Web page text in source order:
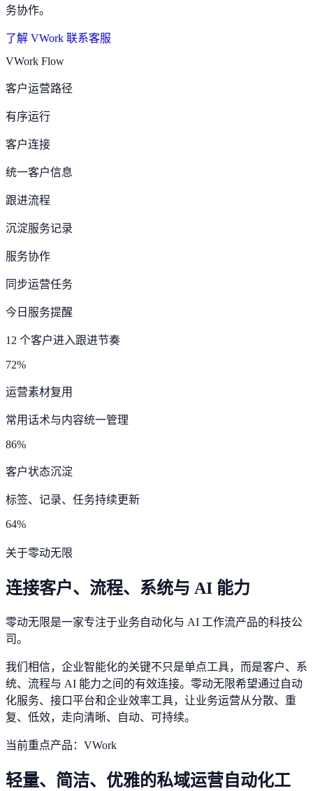
务协作。
了解 VWork 联系客服
VWork Flow
客户运营路径
有序运行
客户连接
统一客户信息
跟进流程
沉淀服务记录
服务协作
同步运营任务
今日服务提醒
12 个客户进入跟进节奏
72%
运营素材复用
常用话术与内容统一管理
86%
客户状态沉淀
标签、记录、任务持续更新
64%
关于零动无限
连接客户、流程、系统与 AI 能力
零动无限是一家专注于业务自动化与 AI 工作流产品的科技公
司。
我们相信，企业智能化的关键不只是单点工具，而是客户、系
统、流程与 AI 能力之间的有效连接。零动无限希望通过自动
化服务、接口平台和企业效率工具，让业务运营从分散、重
复、低效，走向清晰、自动、可持续。
当前重点产品：VWork
轻量、简洁、优雅的私域运营自动化工